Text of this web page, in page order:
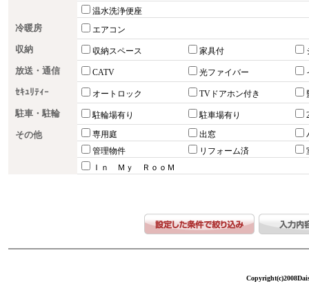
温水洗浄便座
冷暖房 エアコン
収納 収納スペース 家具付
放送・通信 CATV 光ファイバー
ｾｷｭﾘﾃｨｰ オートロック TVドアホン付き
駐車・駐輪 駐輪場有り 駐車場有り
その他 専用庭 出窓
管理物件
リフォーム済
Ｉｎ Ｍｙ ＲｏｏＭ